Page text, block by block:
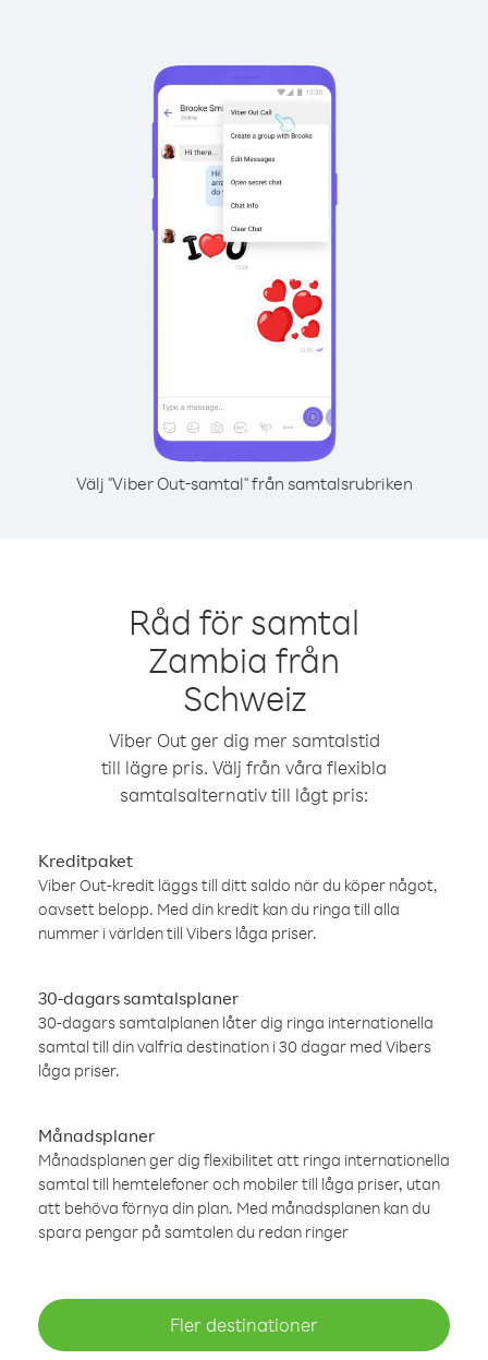
Välj "Viber Out-samtal" från samtalsrubriken
Råd för samtal
Zambia från
Schweiz
Viber Out ger dig mer samtalstid
till lägre pris. Välj från våra flexibla
samtalsalternativ till lågt pris:
Kreditpaket
Viber Out-kredit läggs till ditt saldo när du köper något,
oavsett belopp. Med din kredit kan du ringa till alla
nummer i världen till Vibers låga priser.
30-dagars samtalsplaner
30-dagars samtalplanen låter dig ringa internationella
samtal till din valfria destination i 30 dagar med Vibers
låga priser.
Månadsplaner
Månadsplanen ger dig flexibilitet att ringa internationella
samtal till hemtelefoner och mobiler till låga priser, utan
att behöva förnya din plan. Med månadsplanen kan du
spara pengar på samtalen du redan ringer
Fler destinationer